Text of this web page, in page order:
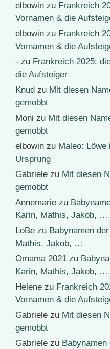
elbowin zu Frankreich
Vornamen & die
elbowin zu Frankreich
Vornamen & die
- zu Frankreich 2025:
die Aufsteiger
Knud zu Mit diesen
gemobbt
Moni zu Mit diesen
gemobbt
elbowin zu Maleo: Löwe
Ursprung
Gabriele zu Mit diesen
gemobbt
Annemarie zu
Karin, Mathis, Jakob, …
LoBe zu Babynamen
Mathis, Jakob, …
Omama 2021 zu
Karin, Mathis, Jakob, …
Helene zu Frankreich
Vornamen & die
Gabriele zu Mit diesen
gemobbt
Gabriele zu